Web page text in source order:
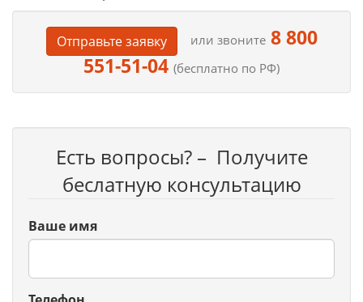
Отправьте заявку или звоните8 800
551-51-04 (бесплатно по РФ)
Есть вопросы? – Получите
беслатную консультацию
Ваше имя